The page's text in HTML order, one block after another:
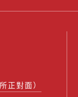
正對面）